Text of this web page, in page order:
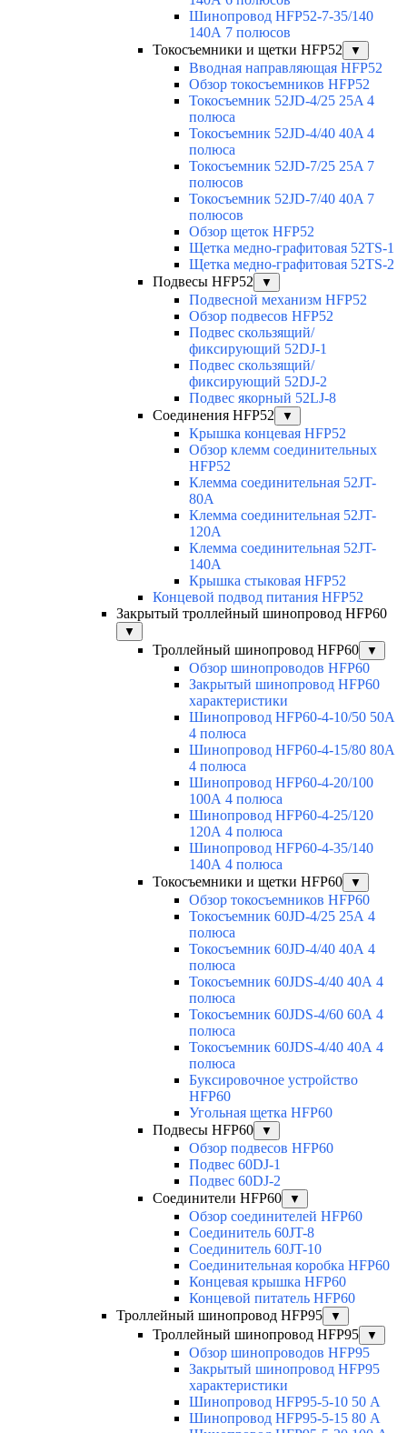
Шинопровод HFP52-7-35/140
140А 7 полюсов
Токосъемники и щетки HFP52
▼
Вводная направляющая HFP52
Обзор токосъемников HFP52
Токосъемник 52JD-4/25 25A 4
полюса
Токосъемник 52JD-4/40 40A 4
полюса
Токосъемник 52JD-7/25 25A 7
полюсов
Токосъемник 52JD-7/40 40A 7
полюсов
Обзор щеток HFP52
Щетка медно-графитовая 52TS-1
Щетка медно-графитовая 52TS-2
Подвесы HFP52
▼
Подвесной механизм HFP52
Обзор подвесов HFP52
Подвес скользящий/
фиксирующий 52DJ-1
Подвес скользящий/
фиксирующий 52DJ-2
Подвес якорный 52LJ-8
Соединения HFP52
▼
Крышка концевая HFP52
Обзор клемм соединительных
HFP52
Клемма соединительная 52JT-
80A
Клемма соединительная 52JT-
120A
Клемма соединительная 52JT-
140A
Крышка стыковая HFP52
Концевой подвод питания HFP52
Закрытый троллейный шинопровод HFP60
▼
Троллейный шинопровод HFP60 ▼
Обзор шинопроводов HFP60
Закрытый шинопровод HFP60
характеристики
Шинопровод HFP60-4-10/50 50А
4 полюса
Шинопровод HFP60-4-15/80 80А
4 полюса
Шинопровод HFP60-4-20/100
100А 4 полюса
Шинопровод HFP60-4-25/120
120А 4 полюса
Шинопровод HFP60-4-35/140
140А 4 полюса
Токосъемники и щетки HFP60
▼
Обзор токосъемников HFP60
Токосъемник 60JD-4/25 25А 4
полюса
Токосъемник 60JD-4/40 40А 4
полюса
Токосъемник 60JDS-4/40 40А 4
полюса
Токосъемник 60JDS-4/60 60А 4
полюса
Токосъемник 60JDS-4/40 40А 4
полюса
Буксировочное устройство
HFP60
Угольная щетка HFP60
Подвесы HFP60
▼
Обзор подвесов HFP60
Подвес 60DJ-1
Подвес 60DJ-2
Соединители HFP60
▼
Обзор соединителей HFP60
Соединитель 60JT-8
Соединитель 60JT-10
Соединительная коробка HFP60
Концевая крышка HFP60
Концевой питатель HFP60
Троллейный шинопровод HFP95
▼
Троллейный шинопровод HFP95 ▼
Обзор шинопроводов HFP95
Закрытый шинопровод HFP95
характеристики
Шинопровод HFP95-5-10 50 А
Шинопровод HFP95-5-15 80 А